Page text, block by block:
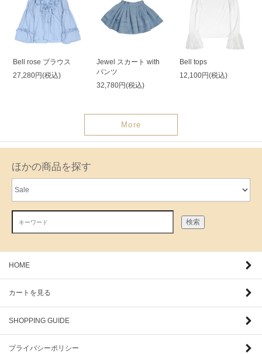
Bell rose ブラウス
27,280円(税込)
Jewel スカート with
パンツ
32,780円(税込)
Bell tops
12,100円(税込)
More
ほかの商品を探す
検索
HOME
カートを見る
SHOPPING GUIDE
プライバシーポリシー